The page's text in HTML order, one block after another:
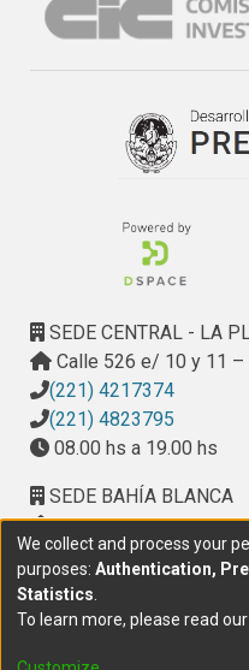
SEDE CENTRAL - LA
Calle 526 e/ 10 y 11 –
(221) 4217374
(221) 4823795
08.00 hs a 19.00 hs
SEDE BAHÍA BLANCA
Calle Ciudad de Cali
Provincial del Sudoeste
(291) 459 2550,
10.00 h a 14.00 h
We collect and process your
purposes: Authentication,
Statistics
To learn more, please read our